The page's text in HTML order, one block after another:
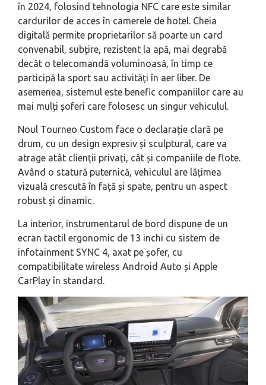
în 2024, folosind tehnologia NFC care este similar
cardurilor de acces în camerele de hotel. Cheia
digitală permite proprietarilor să poarte un card
convenabil, subțire, rezistent la apă, mai degrabă
decât o telecomandă voluminoasă, în timp ce
participă la sport sau activități în aer liber. De
asemenea, sistemul este benefic companiilor care au
mai mulți șoferi care folosesc un singur vehiculul.
Noul Tourneo Custom face o declarație clară pe
drum, cu un design expresiv și sculptural, care va
atrage atât clienții privați, cât și companiile de flote.
Având o statură puternică, vehiculul are lățimea
vizuală crescută în față și spate, pentru un aspect
robust și dinamic.
La interior, instrumentarul de bord dispune de un
ecran tactil ergonomic de 13 inchi cu sistem de
infotainment SYNC 4, axat pe șofer, cu
compatibilitate wireless Android Auto și Apple
CarPlay în standard.